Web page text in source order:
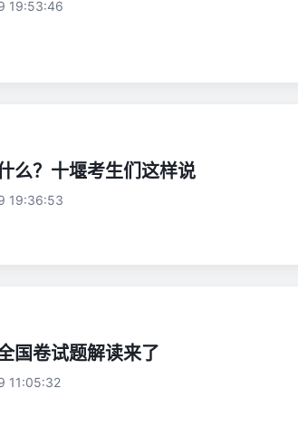
19:53:46
么？十堰考生们这样说
19:36:53
国卷试题解读来了
11:05:32